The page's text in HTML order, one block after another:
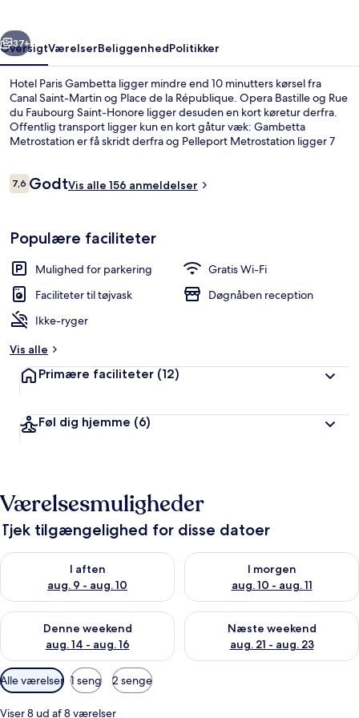
Næste
37+
OversigtVærelserBeliggenhedPolitikker
Hotel Paris Gambetta ligger mindre end 10 minutters kørsel fra
Canal Saint-Martin og Place de la République. Opera Bastille og Rue
du Faubourg Saint-Honore ligger desuden en kort køretur derfra.
Offentlig transport ligger kun en kort gåtur væk: Gambetta
Metrostation er få skridt derfra og Pelleport Metrostation ligger 7
Anmeldelser
7,67,6 ud af 10.
GodtVis alle 156 anmeldelser
Populære faciliteter
Mulighed for parkering
Gratis Wi-Fi
Faciliteter til tøjvask
Døgnåben reception
Ikke-ryger
Vis alle
Primære faciliteter (12)
Føl dig hjemme (6)
Værelsesmuligheder
Tjek tilgængelighed for disse datoer
I aften
aug. 9 - aug. 10
Tjek tilgængelighed for i aften aug. 9 - aug. 10
I morgen
aug. 10 - aug. 11
Tjek tilgængelighed for i
Denne weekend
aug. 14 - aug. 16
Tjek tilgængelighed for denne weekend aug. 14 - aug. 16
Næste weekend
aug. 21 - aug. 23
Tjek tilgængelighed for næste
Tilgængelige
filtre
for
Alle værelser 1 seng 2 senge
Viser 8 ud af 8 værelser